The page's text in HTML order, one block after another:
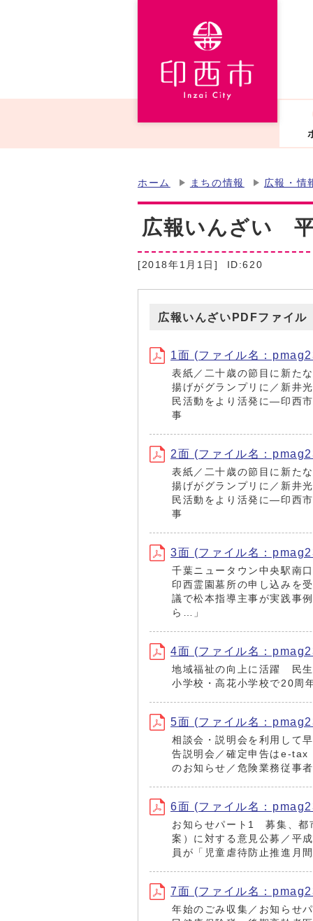
ホーム まちの情報 広報・情
広報いんざい
[2018年1月1日] ID:620
広報いんざいPDFファイル
1面 (ファイル名：
表紙／二十歳の節目に新た
揚げがグランプリに／新井
民活動をより活発に―印西
事
2面 (ファイル名：
表紙／二十歳の節目に新た
揚げがグランプリに／新井
民活動をより活発に―印西
事
3面 (ファイル名：
千葉ニュータウン中央駅南
印西霊園墓所の申し込みを
議で松本指導主事が実践事
ら…」
4面 (ファイル名：
地域福祉の向上に活躍 民
小学校・高花小学校で20周
5面 (ファイル名：
相談会・説明会を利用して
告説明会／確定申告はe-tax
のお知らせ／危険業務従事
6面 (ファイル名：
お知らせパート1 募集、都
案）に対する意見公募／平
員が「児童虐待防止推進月
7面 (ファイル名：
年始のごみ収集／お知らせ